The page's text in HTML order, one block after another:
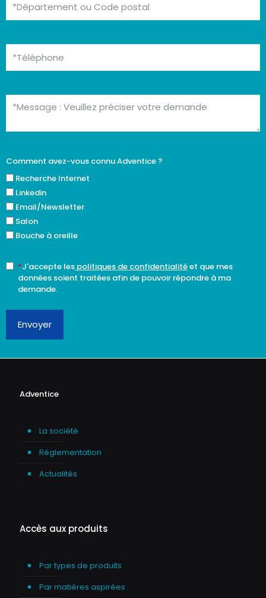
Comment avez-vous connu Adventice ?
Recherche Internet
Linkedin
Email/Newsletter
Salon
Bouche à oreille
*J'accepte les politiques de confidentialitéet que mes
données soient traitées afin de pouvoir répondre à ma
demande.
Envoyer
Adventice
La société
Réglementation
Actualités
Accès aux produits
Par types de produits
Par matières aspirées